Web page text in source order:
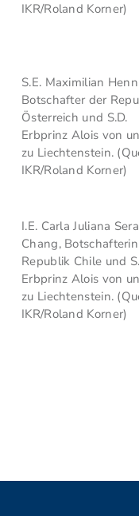
IKR/Roland Korner)
S.E. Maximilian
Botschafter der
Österreich und S.D.
Erbprinz Alois von
zu Liechtenstein.
IKR/Roland Korner)
I.E. Carla Juliana
Chang,
Republik Chile und
Erbprinz Alois von
zu Liechtenstein.
IKR/Roland Korner)